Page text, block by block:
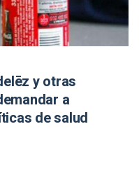
y otras
a
de salud